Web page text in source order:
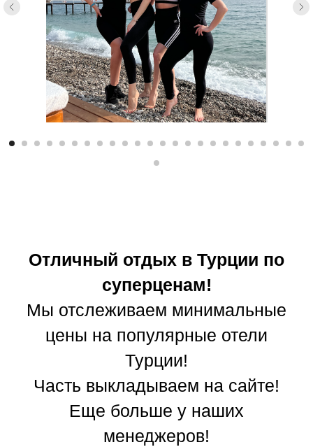
Отличный отдых в Турции по
суперценам!
Мы отслеживаем минимальные
цены на популярные отели
Турции!
Часть выкладываем на сайте!
Еще больше у наших
менеджеров!